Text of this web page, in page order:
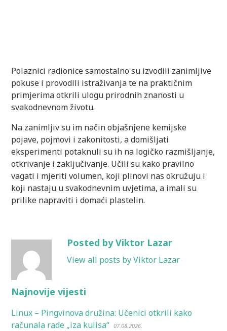
Polaznici radionice samostalno su izvodili zanimljive
pokuse i provodili istraživanja te na praktičnim
primjerima otkrili ulogu prirodnih znanosti u
svakodnevnom životu.
Na zanimljiv su im način objašnjene kemijske
pojave, pojmovi i zakonitosti, a domišljati
eksperimenti potaknuli su ih na logičko razmišljanje,
otkrivanje i zaključivanje. Učili su kako pravilno
vagati i mjeriti volumen, koji plinovi nas okružuju i
koji nastaju u svakodnevnim uvjetima, a imali su
prilike napraviti i domaći plastelin.
Posted by Viktor Lazar
View all posts by Viktor Lazar
Najnovije vijesti
Linux – Pingvinova družina: Učenici otkrili kako
računala rade „iza kulisa“ 07.08.2026.